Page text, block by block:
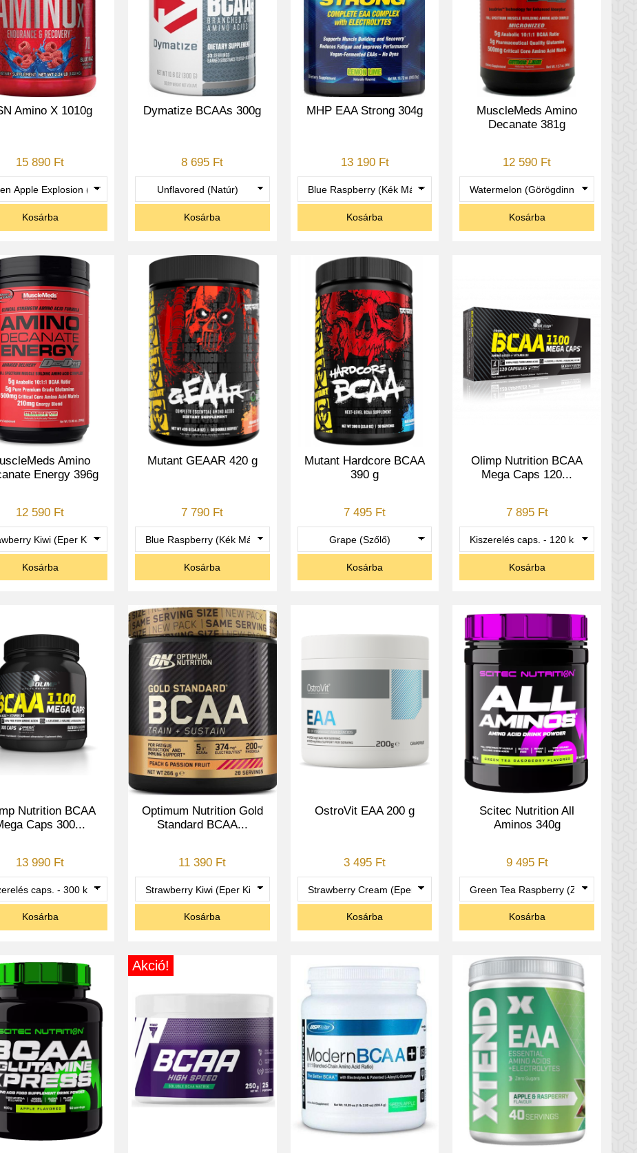
Amino X 1010g
15 890 Ft
Kosárba
Dymatize BCAAs 300g
8 695 Ft
Kosárba
MHP EAA Strong 304g
13 190 Ft
Kosárba
MuscleMeds Amino
Decanate 381g
12 590 Ft
Kosárba
Amino
Energy 396g
12 590 Ft
Kosárba
Mutant GEAAR 420 g
7 790 Ft
Kosárba
Mutant Hardcore BCAA
390 g
7 495 Ft
Kosárba
Olimp Nutrition BCAA
Mega Caps 120...
7 895 Ft
Kosárba
Nutrition BCAA
Caps 300...
13 990 Ft
Kosárba
Optimum Nutrition Gold
Standard BCAA...
11 390 Ft
Kosárba
OstroVit EAA 200 g
3 495 Ft
Kosárba
Scitec Nutrition All
Aminos 340g
9 495 Ft
Kosárba
Akció!